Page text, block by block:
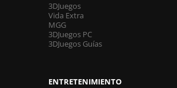
3DJuegos
Vida Extra
MGG
3DJuegos PC
3DJuegos Guías
ENTRETENIMIENTO